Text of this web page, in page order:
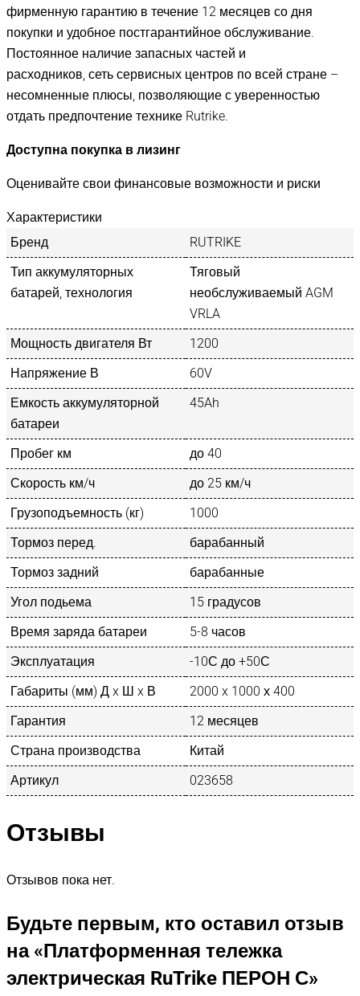
фирменную гарантию в течение 12 месяцев со дня
покупки и удобное постгарантийное обслуживание.
Постоянное наличие запасных частей и
расходников, сеть сервисных центров по всей стране –
несомненные плюсы, позволяющие с уверенностью
отдать предпочтение технике Rutrike.
Доступна покупка в лизинг
Оценивайте свои финансовые возможности и риски
Характеристики
Бренд
RUTRIKE
Тип аккумуляторных
батарей, технология
Тяговый
необслуживаемый AGM
VRLA
Мощность двигателя Вт
1200
Напряжение В
60V
Емкость аккумуляторной
батареи
45Ah
Пробег км
до 40
Скорость км/ч
до 25 км/ч
Грузоподъемность (кг)
1000
Тормоз перед.
барабанный
Тормоз задний
барабанные
Угол подьема
15 градусов
Время заряда батареи
5-8 часов
Эксплуатация
-10С до +50С
Габариты (мм) Д x Ш x В
2000 x 1000 х 400
Гарантия
12 месяцев
Страна производства
Китай
Артикул
023658
Отзывы
Отзывов пока нет.
Будьте первым, кто оставил отзыв
на «Платформенная тележка
электрическая RuTrike ПЕРОН С»